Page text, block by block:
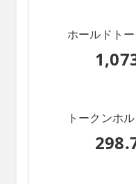
ホールドト
トークンホ